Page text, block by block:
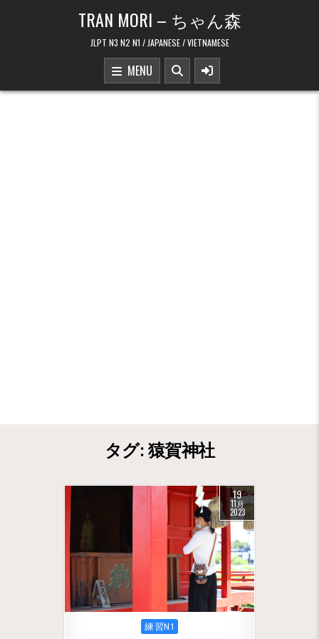
TRAN MORI – ちゃん森
JLPT N3 N2 N1 / JAPANESE / VIETNAMESE
MENU
タグ: 猿賀神社
19
11月
2023
Posted in
練習N1